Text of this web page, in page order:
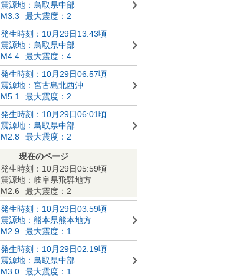
震源地：鳥取県中部
M3.3
最大震度：2
発生時刻：10月29日13:43頃
震源地：鳥取県中部
M4.4
最大震度：4
発生時刻：10月29日06:57頃
震源地：宮古島北西沖
M5.1
最大震度：2
発生時刻：10月29日06:01頃
震源地：鳥取県中部
M2.8
最大震度：2
現在のページ
発生時刻：10月29日05:59頃
震源地：岐阜県飛騨地方
M2.6
最大震度：2
発生時刻：10月29日03:59頃
震源地：熊本県熊本地方
M2.9
最大震度：1
発生時刻：10月29日02:19頃
震源地：鳥取県中部
M3.0
最大震度：1